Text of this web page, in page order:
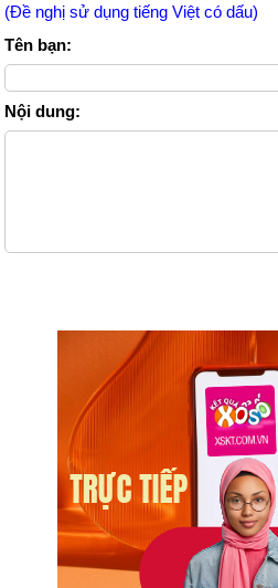
(Đề nghị sử dụng tiếng Việt có dấu)
Tên bạn:
Nội dung: